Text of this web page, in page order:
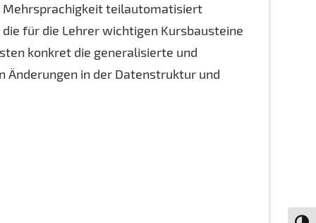
Mehrsprachigkeit teilautomatisiert
für die Lehrer wichtigen Kursbausteine
konkret die generalisierte und
Änderungen in der Datenstruktur und